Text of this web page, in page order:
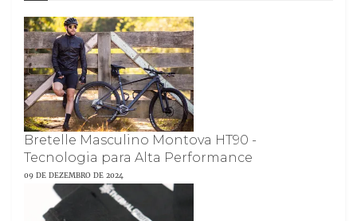
Bretelle Masculino Montova HT90 -
Tecnologia para Alta Performance
09 DE DEZEMBRO DE 2024